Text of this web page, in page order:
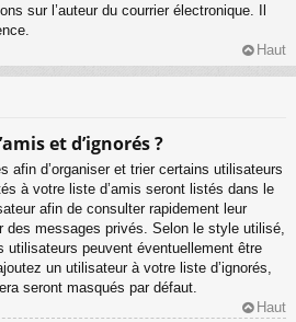
sur l’auteur du courrier électronique. Il
Haut
et d’ignorés ?
afin d’organiser et trier certains utilisateurs
à votre liste d’amis seront listés dans le
afin de consulter rapidement leur
des messages privés. Selon le style utilisé,
utilisateurs peuvent éventuellement être
un utilisateur à votre liste d’ignorés,
seront masqués par défaut.
Haut